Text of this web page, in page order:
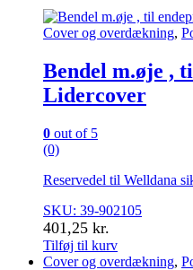
Cover og overdækning,
Bendel m.øje ,
Lidercover
0 out of 5
(0)
Reservedel til Welldana
SKU: 39-902105
401,25 kr.
Tilføj til kurv
Cover og overdækning,